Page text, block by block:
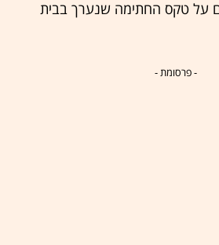
על טקס החתימה שנערך בבית
- פרסומת -